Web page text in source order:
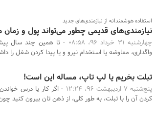
استفاده هوشمندانه از نیازمندی‌های جدید
نیازمندی‌های قدیمی چطور می‌تواند پول و زمان
چهارشنبه 31 خرداد 96، 08:58 -
تا همین چند سال
واگذاری، معاوضه یا استخدام نیرو و یا پیدا کردن شغل را
تبلت بخریم یا لپ تاپ، مساله این است!
پنج‌شنبه 7 اردیبهشت 96، 12:24 -
اگر کار یا درس
کردن آن را با تبلت، به طور کلی، از ذهن تان بیرون کنید